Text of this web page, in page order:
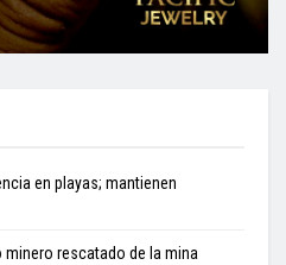
en playas; mantienen
minero rescatado de la mina